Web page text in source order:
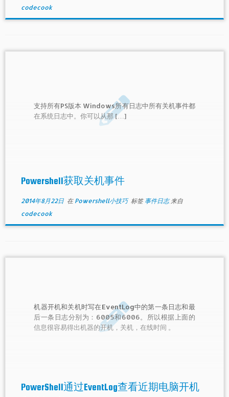
codecook
支持所有PS版本 Windows所有日志中所有关机事件都
在系统日志中。你可以从那 […]
Powershell获取关机事件
2014年8月22日在 Powershell小技巧 标签事件日志来自
codecook
机器开机和关机时写在EventLog中的第一条日志和最
后一条日志分别为：6005和6006。所以根据上面的
信息很容易得出机器的开机，关机，在线时间 。
PowerShell通过EventLog查看近期电脑开机